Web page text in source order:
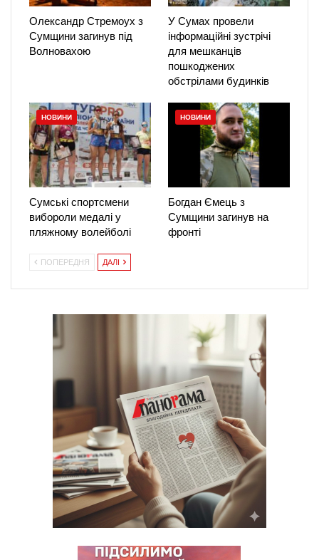
Олександр Стремоух з
Сумщини загинув під
Волновахою
У Сумах провели
інформаційні зустрічі
для мешканців
пошкоджених
обстрілами будинків
НОВИНИ
Сумські спортсмени
вибороли медалі у
пляжному волейболі
НОВИНИ
Богдан Ємець з
Сумщини загинув на
фронті
ПОПЕРЕДНЯ ДАЛІ